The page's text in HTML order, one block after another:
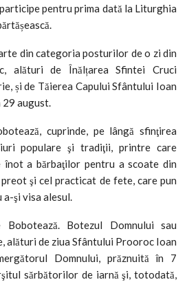
pentru prima dată la Liturghia
din categoria posturilor de o zi din
alături de Înălțarea Sfintei Cruci
și de Tăierea Capului Sfântului Ioan
29 august.
cuprinde, pe lângă sfinţirea
populare şi tradiţii, printre care
înot a bărbaţilor pentru a scoate din
şi cel practicat de fete, care pun
a-şi visa alesul.
Botezul Domnului sau
alături de ziua Sfântului Prooroc Ioan
Domnului, prăznuită în 7
sărbătorilor de iarnă şi, totodată,